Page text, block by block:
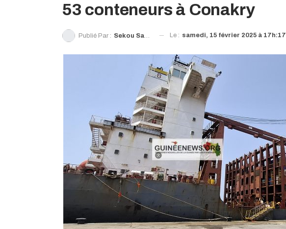
53 conteneurs à Conakry
Publié Par : Sekou Sanoh Le : samedi, 15 février 2025 à 17h:17